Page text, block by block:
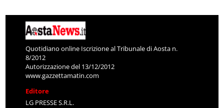
Quotidiano online Iscrizione al Tribunale di Aosta n.
8/2012
Autorizzazione del 13/12/2012
www.gazzettamatin.com
Editore
LG PRESSE S.R.L.